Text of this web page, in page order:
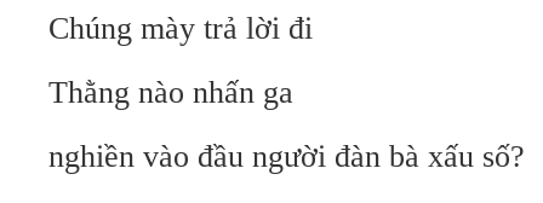
Chúng mày trả lời đi
Thằng nào nhấn ga
nghiền vào đầu người đàn bà xấu số?